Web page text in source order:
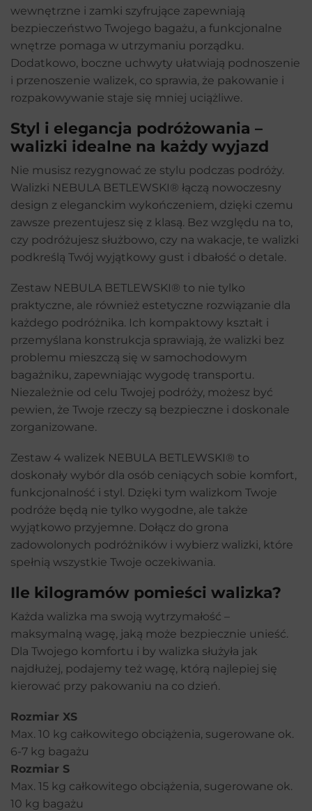
wewnętrzne i zamki szyfrujące zapewniają
bezpieczeństwo Twojego bagażu, a funkcjonalne
wnętrze pomaga w utrzymaniu porządku.
Dodatkowo, boczne uchwyty ułatwiają podnoszenie
i przenoszenie walizek, co sprawia, że pakowanie i
rozpakowywanie staje się mniej uciążliwe.
Styl i elegancja podróżowania –
walizki idealne na każdy wyjazd
Nie musisz rezygnować ze stylu podczas podróży.
Walizki NEBULA BETLEWSKI® łączą nowoczesny
design z eleganckim wykończeniem, dzięki czemu
zawsze prezentujesz się z klasą. Bez względu na to,
czy podróżujesz służbowo, czy na wakacje, te walizki
podkreślą Twój wyjątkowy gust i dbałość o detale.
Zestaw NEBULA BETLEWSKI® to nie tylko
praktyczne, ale również estetyczne rozwiązanie dla
każdego podróżnika. Ich kompaktowy kształt i
przemyślana konstrukcja sprawiają, że walizki bez
problemu mieszczą się w samochodowym
bagażniku, zapewniając wygodę transportu.
Niezależnie od celu Twojej podróży, możesz być
pewien, że Twoje rzeczy są bezpieczne i doskonale
zorganizowane.
Zestaw 4 walizek NEBULA BETLEWSKI® to
doskonały wybór dla osób ceniących sobie komfort,
funkcjonalność i styl. Dzięki tym walizkom Twoje
podróże będą nie tylko wygodne, ale także
wyjątkowo przyjemne. Dołącz do grona
zadowolonych podróżników i wybierz walizki, które
spełnią wszystkie Twoje oczekiwania.
Ile kilogramów pomieści walizka?
Każda walizka ma swoją wytrzymałość –
maksymalną wagę, jaką może bezpiecznie unieść.
Dla Twojego komfortu i by walizka służyła jak
najdłużej, podajemy też wagę, którą najlepiej się
kierować przy pakowaniu na co dzień.
Rozmiar XS
Max. 10 kg całkowitego obciążenia, sugerowane ok.
6-7 kg bagażu
Rozmiar S
Max. 15 kg całkowitego obciążenia, sugerowane ok.
10 kg bagażu